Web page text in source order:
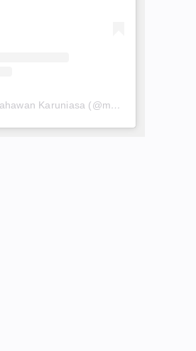
A post shared by Mahawan Karuniasa (@mkaruniasa)